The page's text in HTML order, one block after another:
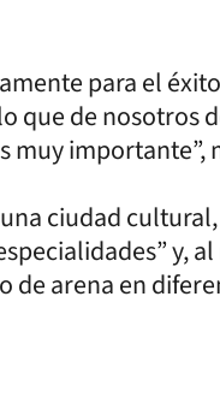
para el
que de nosotros
muy importante”,
ciudad
y,
arena en